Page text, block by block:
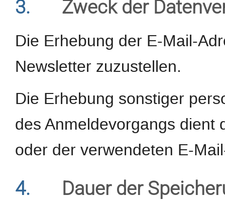
3. Zweck der
Die Erhebung der E-Mail-
Newsletter zuzustellen.
Die Erhebung sonstiger
des Anmeldevorgangs dient
oder der verwendeten E-
4. Dauer der